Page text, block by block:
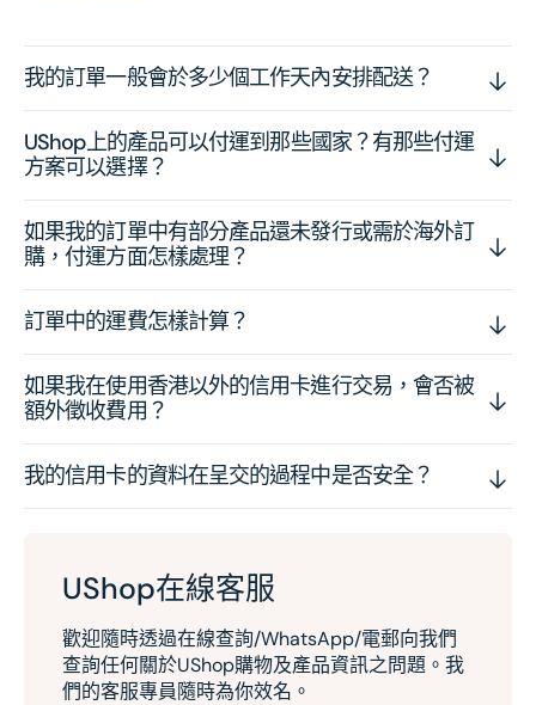
我的訂單一般會於多少個工作天內安排配送？
UShop上的產品可以付運到那些國家？有那些付運
方案可以選擇？
如果我的訂單中有部分產品還未發行或需於海外訂
購，付運方面怎樣處理？
訂單中的運費怎樣計算？
如果我在使用香港以外的信用卡進行交易，會否被
額外徵收費用？
我的信用卡的資料在呈交的過程中是否安全？
UShop在線客服
歡迎隨時透過在線查詢/WhatsApp/電郵向我們
查詢任何關於UShop購物及產品資訊之問題。我
們的客服專員隨時為你效名。